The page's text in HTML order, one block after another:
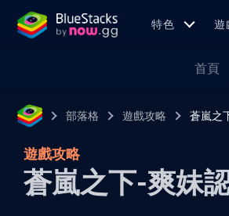
特色 遊
首頁
部落格 遊戲攻略 蒼嵐之
遊戲攻略
蒼嵐之下-爽妹